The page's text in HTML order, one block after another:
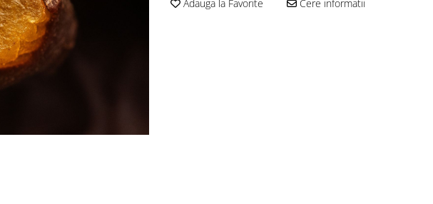
Adauga la Favorite Cere informatii